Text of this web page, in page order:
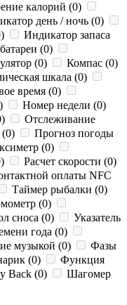
калорий (0)
день / ночь (0)
Индикатор запаса
(0)
(0)
Компас (0)
шкала (0)
время (0)
Номер недели (0)
Отслеживание
Прогноз погоды
(0)
Расчет скорости (0)
оплаты NFC
Таймер рыбалки (0)
(0)
сноса (0)
Указатель
года (0)
музыкой (0)
Фазы
(0)
Функция
Back (0)
Шагомер